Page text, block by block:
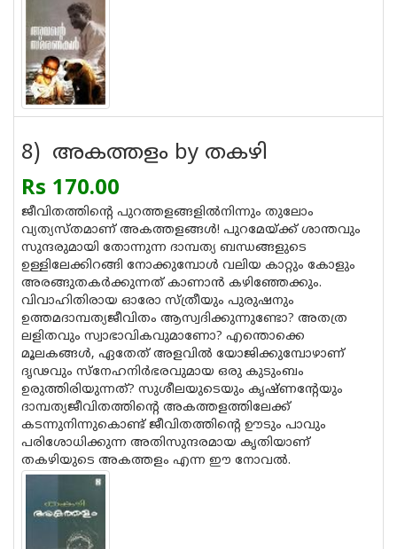
8) അകത്തളം by തകഴി
Rs 170.00
ജീവിതത്തിന്റെ പുറത്തളങ്ങളില്‍നിന്നും തുലോം
വ്യത്യസ്തമാണ് അകത്തളങ്ങള്‍! പുറമേയ്ക്ക് ശാന്തവും
സുന്ദരുമായി തോന്നുന്ന ദാമ്പത്യ ബന്ധങ്ങളുടെ
ഉള്ളിലേക്കിറങ്ങി നോക്കുമ്പോള്‍ വലിയ കാറ്റും കോളും
അരങ്ങുതകര്‍ക്കുന്നത് കാണാന്‍ കഴിഞ്ഞേക്കും.
വിവാഹിതിരായ ഓരോ സ്ത്രീയും പുരുഷനും
ഉത്തമദാമ്പത്യജീവിതം ആസ്വദിക്കുന്നുണ്ടോ? അതത്ര
ലളിതവും സ്വാഭാവികവുമാണോ? എന്തൊക്കെ
മൂലകങ്ങള്‍, ഏതേത് അളവില്‍ യോജിക്കുമ്പോഴാണ്
ദൃഢവും സ്‌നേഹനിര്‍ഭരവുമായ ഒരു കുടുംബം
ഉരുത്തിരിയുന്നത്? സുശീലയുടെയും കൃഷ്ണന്റേയും
ദാമ്പത്യജീവിതത്തിന്റെ അകത്തളത്തിലേക്ക്
കടന്നുനിന്നുകൊണ്ട് ജീവിതത്തിന്റെ ഊടും പാവും
പരിശോധിക്കുന്ന അതിസുന്ദരമായ കൃതിയാണ്
തകഴിയുടെ അകത്തളം എന്ന ഈ നോവല്‍.